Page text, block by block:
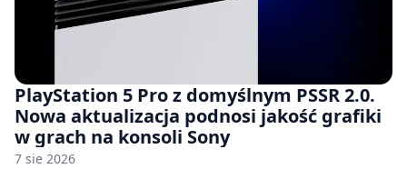
PlayStation 5 Pro z domyślnym PSSR 2.0.
Nowa aktualizacja podnosi jakość grafiki
w grach na konsoli Sony
7 sie 2026